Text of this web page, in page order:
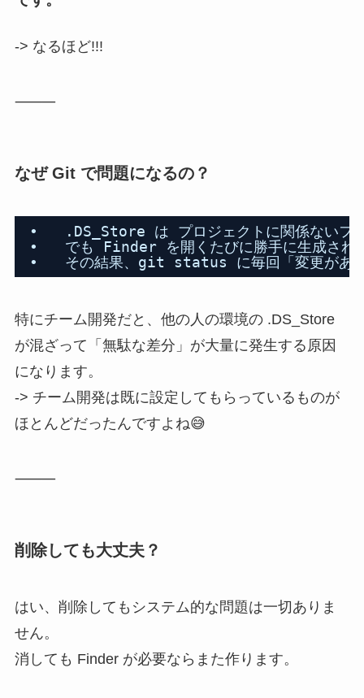
-> なるほど!!!
⸻
なぜ Git で問題になるの？
•   .DS_Store は プロジェクトに関係ないフ
•   でも Finder を開くたびに勝手に生成され
•   その結果、git status に毎回「変更がある
特にチーム開発だと、他の人の環境の .DS_Store
が混ざって「無駄な差分」が大量に発生する原因
になります。
-> チーム開発は既に設定してもらっているものが
ほとんどだったんですよね😅
⸻
削除しても大丈夫？
はい、削除してもシステム的な問題は一切ありま
せん。
消しても Finder が必要ならまた作ります。